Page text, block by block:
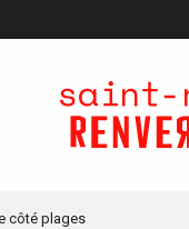
côté plages